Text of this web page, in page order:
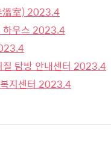
溫室) 2023.4
하우스 2023.4
질 탐방 안내센터 2023.4
지센터 2023.4